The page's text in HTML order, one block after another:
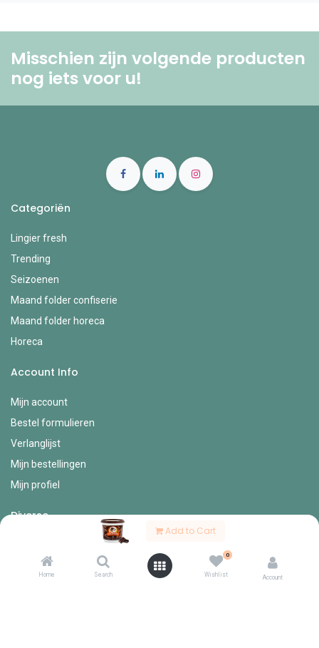
Add to Cart
Home Search
0
Wishlist Account
Misschien zijn volgende producten
nog iets voor u! ​
Categoriën
Lingier fresh
Trending
Seizoenen
Maand folder confiserie
Maand folder horeca
Horeca
Account Info
Mijn account
Bestel formulieren
Verlanglijst
Mijn bestellingen
Mijn profiel
Diverse
Onze vertegenwoordigers
Contact